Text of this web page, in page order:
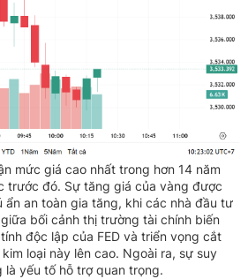
mức giá cao nhất trong hơn 14 năm
trước đó. Sự tăng giá của vàng được
ẩn an toàn gia tăng, khi các nhà đầu tư
bối cảnh thị trường tài chính biến
độc lập của FED và triển vọng cắt
loại này lên cao. Ngoài ra, sự suy
là yếu tố hỗ trợ quan trọng.